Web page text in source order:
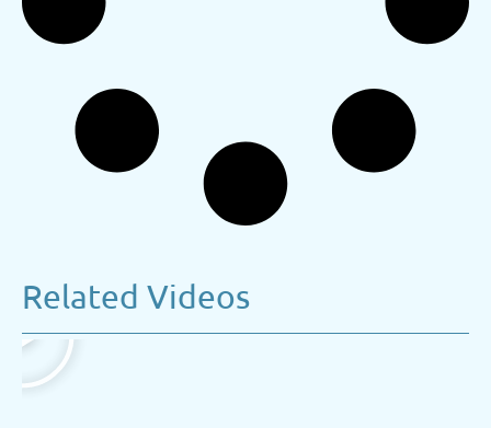
Related Videos